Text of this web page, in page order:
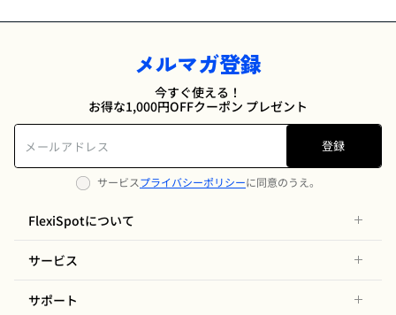
メルマガ登録
今すぐ使える！
お得な1,000円OFFクーポン プレゼント
登録
サービスプライバシーポリシーに同意のうえ。
FlexiSpotについて
サービス
サポート